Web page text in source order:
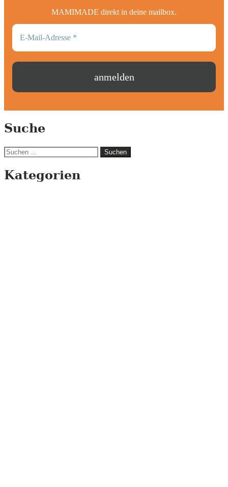
MAMIMADE direkt in deine mailbox.
Suche
Suchen
Kategorien